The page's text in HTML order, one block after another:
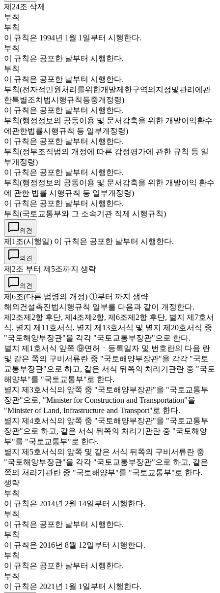
제24조 삭제
부칙
부칙
이 규칙은 1994년 1월 1일부터 시행한다.
부칙
이 규칙은 공포한 날부터 시행한다.
부칙
이 규칙은 공포한 날부터 시행한다.
부칙(전자적민원처리를위한개발제한구역의지정및관리에관
한특별조치법시행규칙등중개정령)
이 규칙은 공포한 날부터 시행한다.
부칙(행정정보의 공동이용 및 문서감축을 위한 개발이익환수
에관한법률시행규칙 등 일부개정령)
이 규칙은 공포한 날부터 시행한다.
부칙(정부조직법의 개정에 따른 감정평가에 관한 규칙 등 일
부개정령)
이 규칙은 공포한 날부터 시행한다.
부칙(행정정보의 공동이용 및 문서감축을 위한 개발이익 환수
에 관한 법률 시행규칙 등 일부개정령)
이 규칙은 공포한 날부터 시행한다.
부칙(국토교통부와 그 소속기관 직제 시행규칙)
의견
제1조(시행일) 이 규칙은 공포한 날부터 시행한다.
의견
제2조 부터 제5조까지 생략
의견
제6조(다른 법령의 개정) ①부터 까지 생략
해외건설촉진법시행규칙 일부를 다음과 같이 개정한다.
제2조제2항 후단, 제4조제2항, 제6조제2항 후단, 별지 제7호서
식, 별지 제11호서식, 별지 제13호서식 및 별지 제20호서식 중
"국토해양부장관"을 각각 "국토교통부장관"으로 한다.
별지 제1호서식 앞쪽 ⑨면허ㆍ등록일자 및 번호란의 다음 란
및 같은 쪽의 구비서류란 중 "국토해양부장관"을 각각 "국토
교통부장관"으로 하고, 같은 서식 뒤쪽의 처리기관란 중 "국토
해양부"를 "국토교통부"로 한다.
별지 제3호서식의 앞쪽 중 "국토해양부장관"을 "국토교통부
장관"으로, "Minister for Construction and Transportation"을
"Minister of Land, Infrastructure and Transport"로 한다.
별지 제4호서식의 앞쪽 중 "국토해양부장관"을 "국토교통부
장관"으로 하고, 같은 서식 뒤쪽의 처리기관란 중 "국토해양
부"를 "국토교통부"로 한다.
별지 제5호서식의 앞쪽 및 같은 서식 뒤쪽의 구비서류란 중
"국토해양부장관"을 각각 "국토교통부장관"으로 하고, 같은
쪽의 처리기관란 중 "국토해양부"를 "국토교통부"로 한다.
생략
부칙
이 규칙은 2014년 2월 14일부터 시행한다.
부칙
이 규칙은 공포한 날부터 시행한다.
부칙
이 규칙은 2016년 8월 12일부터 시행한다.
부칙
이 규칙은 공포한 날부터 시행한다.
부칙
이 규칙은 2021년 1월 1일부터 시행한다.